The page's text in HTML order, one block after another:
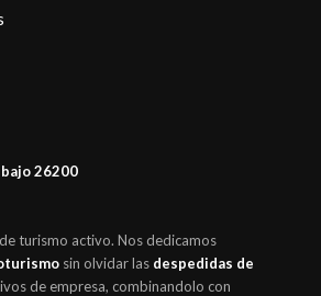
26200
turismo activo. Nos dedicamos
sin olvidar las despedidas de
de empresa, combinandolo con